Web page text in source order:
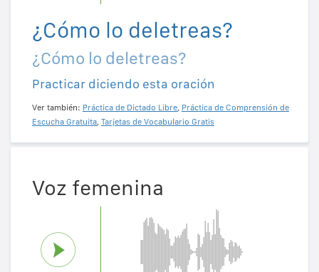
¿Cómo lo deletreas?
¿Cómo lo deletreas?
Practicar diciendo esta oración
Ver también: Práctica de Dictado Libre, Práctica de Comprensión de
Escucha Gratuita, Tarjetas de Vocabulario Gratis
Voz femenina